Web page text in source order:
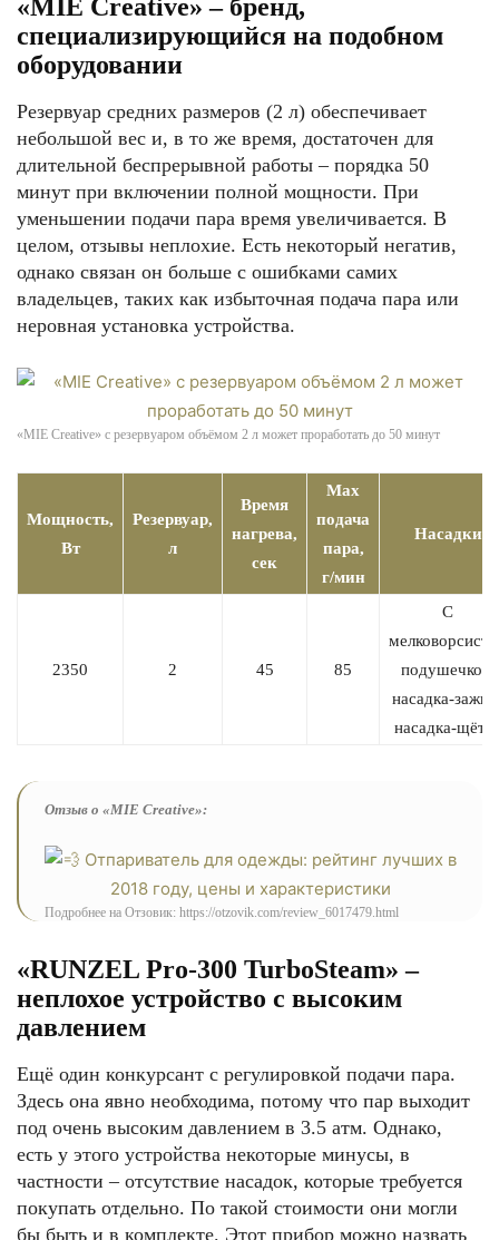
«MIE Creative» – бренд,
специализирующийся на подобном
оборудовании
Резервуар средних размеров (2 л) обеспечивает
небольшой вес и, в то же время, достаточен для
длительной беспрерывной работы – порядка 50
минут при включении полной мощности. При
уменьшении подачи пара время увеличивается. В
целом, отзывы неплохие. Есть некоторый негатив,
однако связан он больше с ошибками самих
владельцев, таких как избыточная подача пара или
неровная установка устройства.
«MIE Creative» с резервуаром объёмом 2 л может проработать до 50 минут
Мощность,
Вт
Резервуар,
л
Время
нагрева,
сек
Max
подача
пара,
г/мин
Насадки
2350 2 45 85
С
подушечкой,
насадка-
насадка-
Отзыв о «MIE Creative»:
Подробнее на Отзовик: https://otzovik.com/review_6017479.html
«RUNZEL Pro-300 TurboSteam» –
неплохое устройство с высоким
давлением
Ещё один конкурсант с регулировкой подачи пара.
Здесь она явно необходима, потому что пар выходит
под очень высоким давлением в 3.5 атм. Однако,
есть у этого устройства некоторые минусы, в
частности – отсутствие насадок, которые требуется
покупать отдельно. По такой стоимости они могли
бы быть и в комплекте. Этот прибор можно назвать